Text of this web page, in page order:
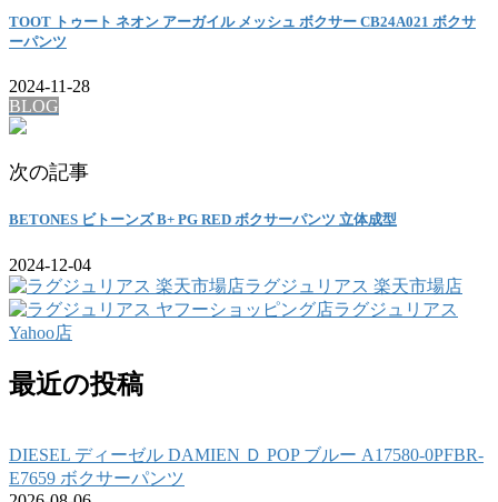
TOOT トゥート ネオン アーガイル メッシュ ボクサー CB24A021 ボクサ
ーパンツ
2024-11-28
BLOG
次の記事
BETONES ビトーンズ B+ PG RED ボクサーパンツ 立体成型
2024-12-04
ラグジュリアス 楽天市場店
ラグジュリアス
Yahoo店
最近の投稿
DIESEL ディーゼル DAMIEN Ｄ POP ブルー A17580-0PFBR-
E7659 ボクサーパンツ